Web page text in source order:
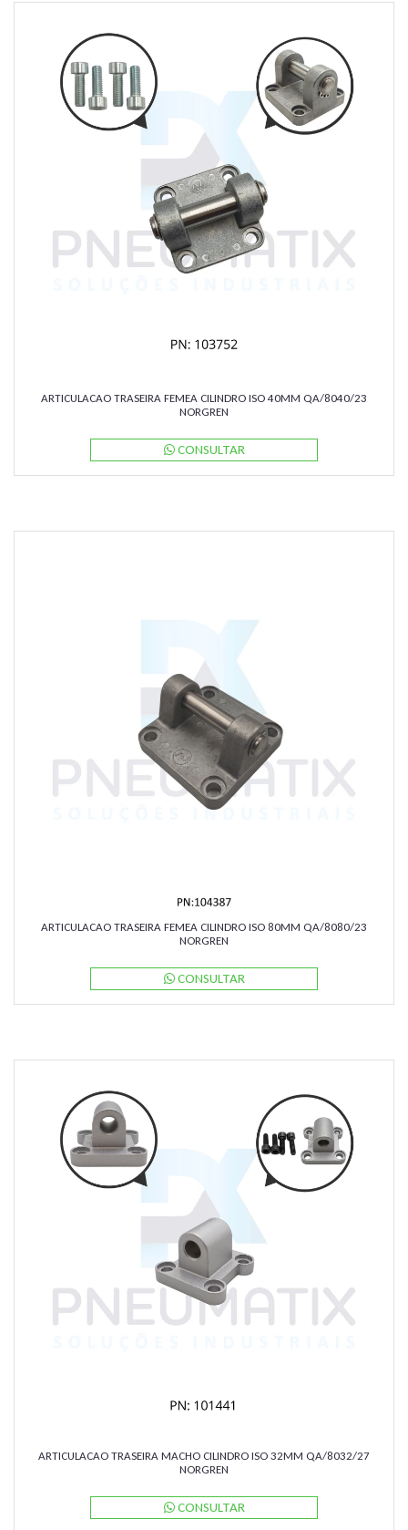
ARTICULACAO TRASEIRA FEMEA CILINDRO ISO 40MM QA/8040/23
NORGREN
CONSULTAR
ARTICULACAO TRASEIRA FEMEA CILINDRO ISO 80MM QA/8080/23
NORGREN
CONSULTAR
ARTICULACAO TRASEIRA MACHO CILINDRO ISO 32MM QA/8032/27
NORGREN
CONSULTAR